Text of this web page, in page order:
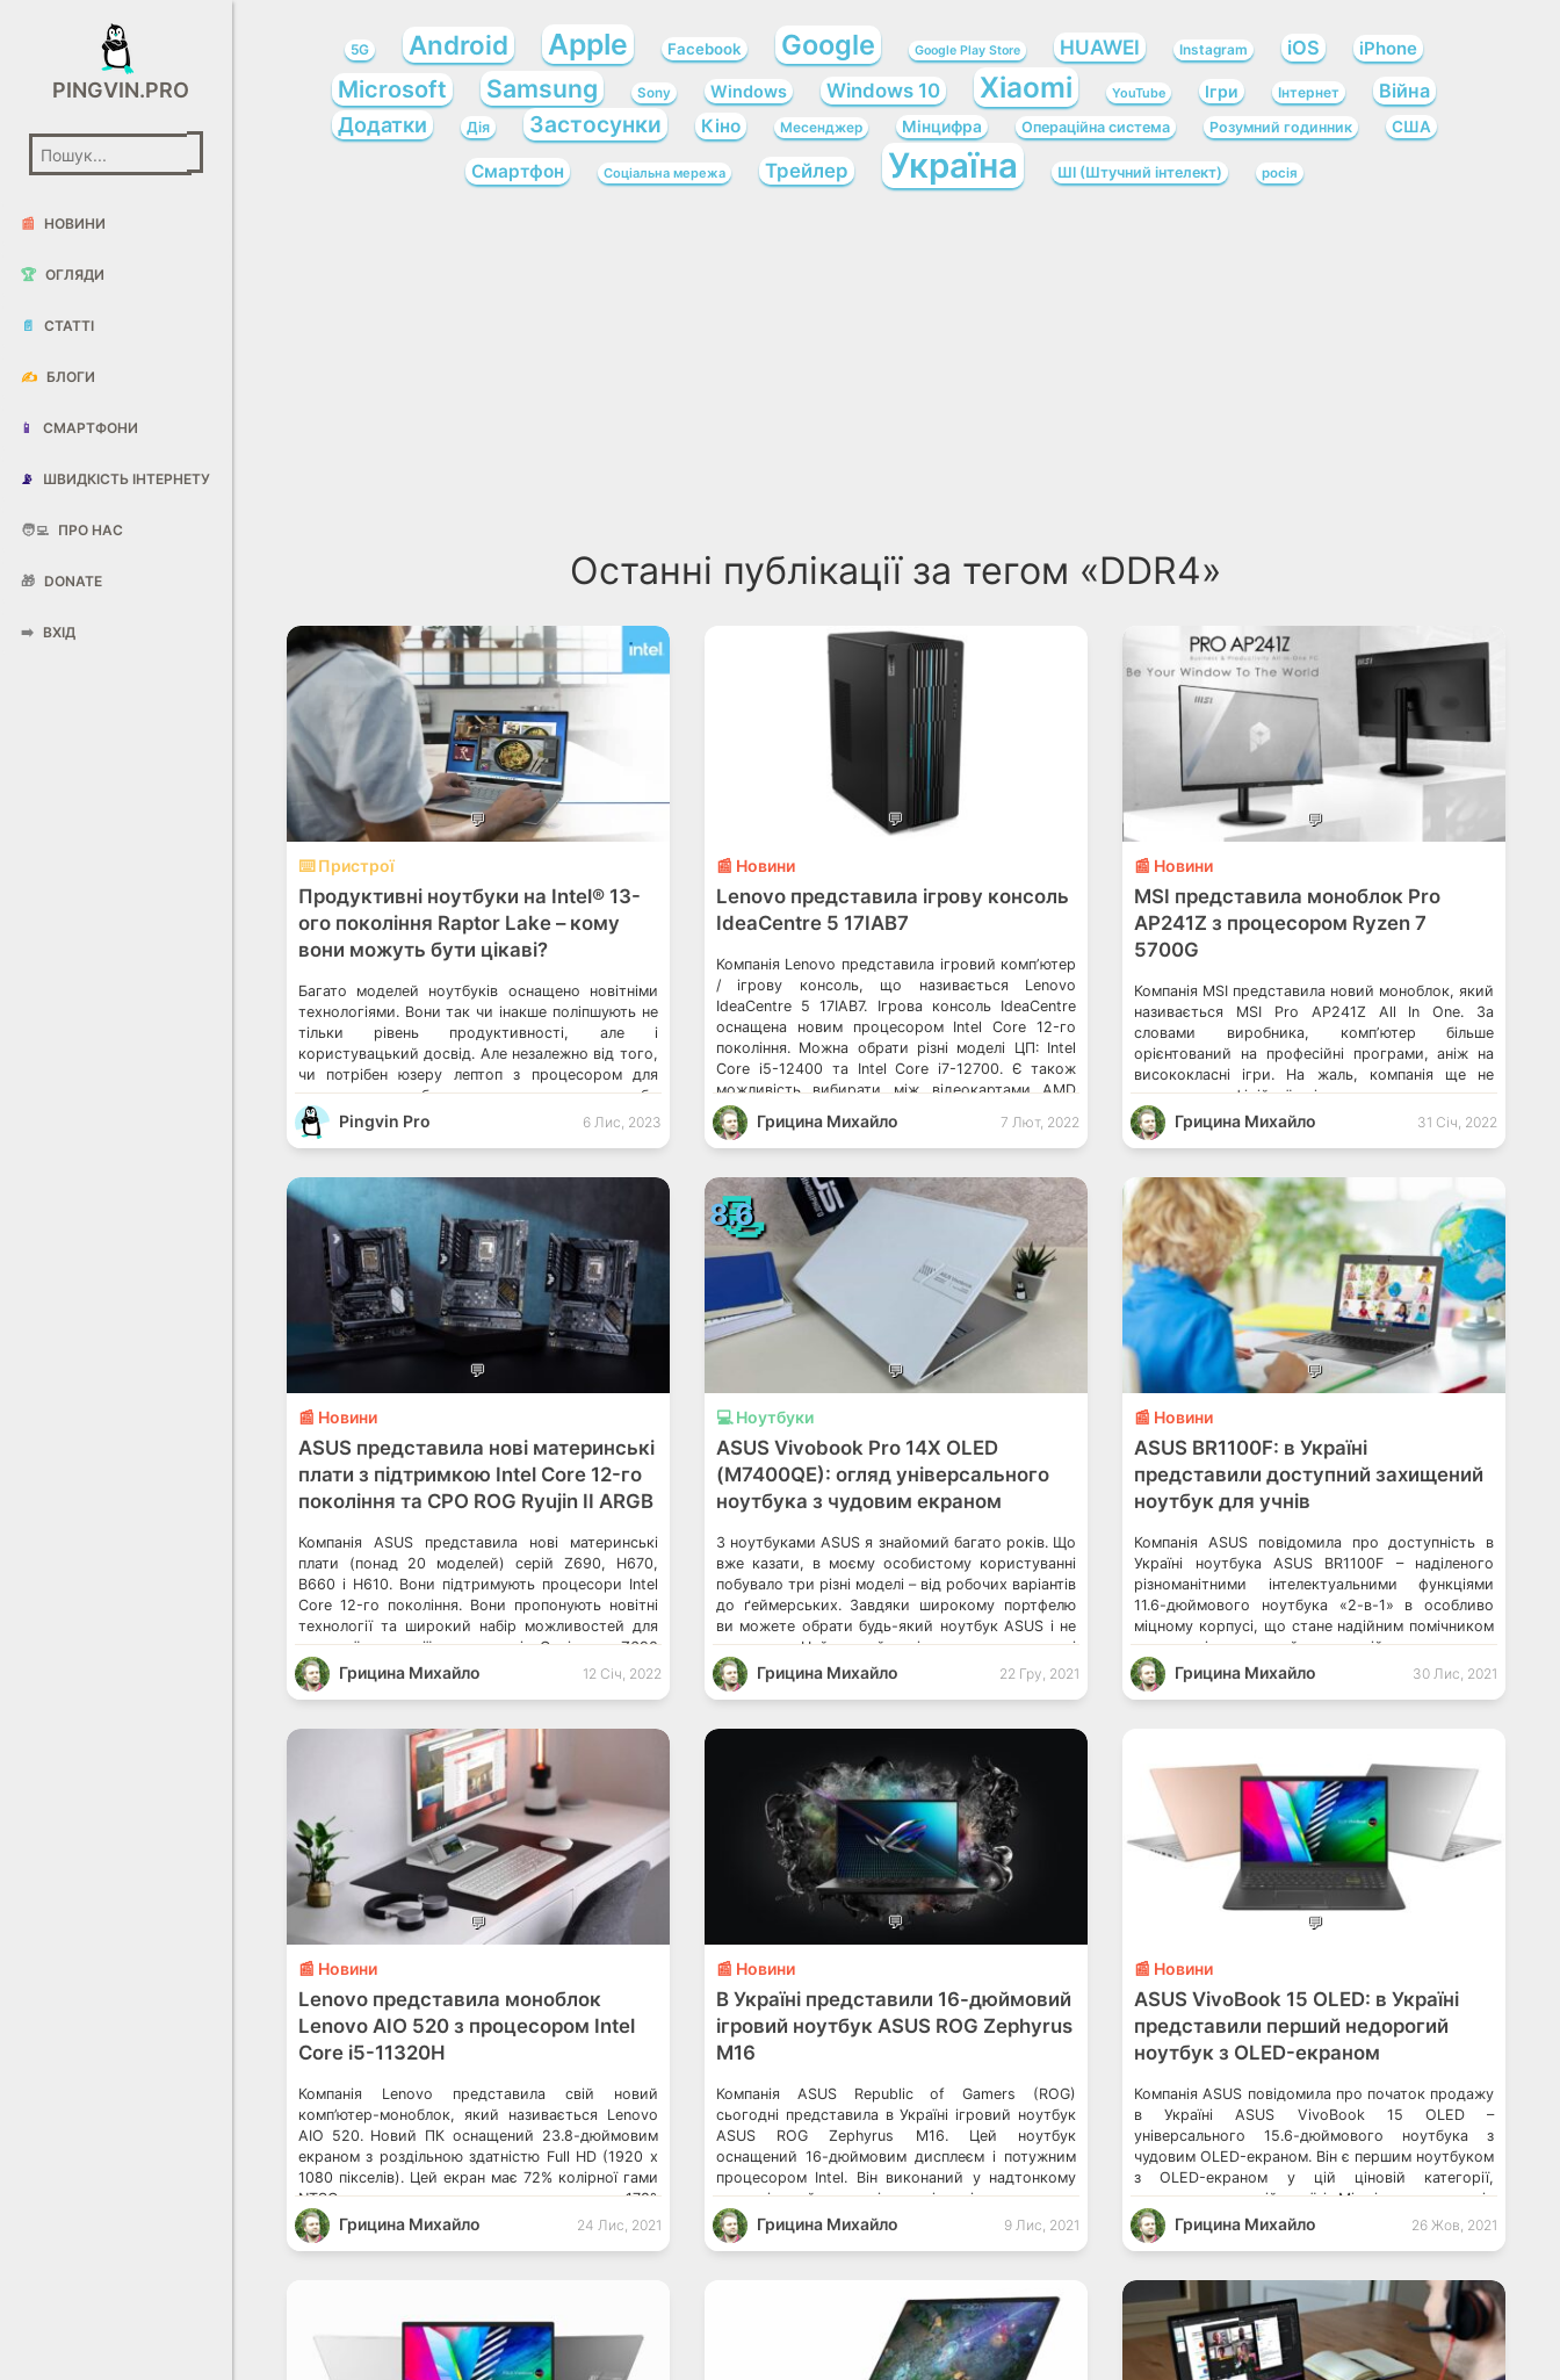
PINGVIN.PRO
📰 НОВИНИ
🏆 ОГЛЯДИ
📄 СТАТТІ
✍️ БЛОГИ
📱 СМАРТФОНИ
📡 ШВИДКІСТЬ ІНТЕРНЕТУ
🧑‍💻 ПРО НАС
🎁 DONATE
➡️ ВХІД
5G Android Apple Facebook Google Google Play Store HUAWEI Instagram iOS iPhone
Microsoft Samsung Sony Windows Windows 10 Xiaomi YouTube Ігри Інтернет Війна
Додатки Дія Застосунки Кіно Месенджер Мінцифра Операційна система Розумний годинник США
Смартфон Соціальна мережа Трейлер Україна ШІ (Штучний інтелект) росія
Останні публікації за тегом «DDR4»
💬
⌨️ Пристрої
Продуктивні ноутбуки на Intel® 13-
ого покоління Raptor Lake – кому
вони можуть бути цікаві?
Багато моделей ноутбуків оснащено новітніми
технологіями. Вони так чи інакше поліпшують не
тільки рівень продуктивності, але і
користувацький досвід. Але незалежно від того,
чи потрібен юзеру лептоп з процесором для
складних робочих навантажень або
повсякденних завдань, серія Intel® Core™ 13-го
покоління пропонує широкий спектр варіантів
Core™ 13-го покоління для […]
Pingvin Pro 6 Лис, 2023
💬
📰 Новини
Lenovo представила ігрову консоль
IdeaCentre 5 17IAB7
Компанія Lenovo представила ігровий компʼютер
/ ігрову консоль, що називається Lenovo
IdeaCentre 5 17IAB7. Ігрова консоль IdeaCentre
оснащена новим процесором Intel Core 12-го
покоління. Можна обрати різні моделі ЦП: Intel
Core i5-12400 та Intel Core i7-12700. Є також
можливість вибирати між відеокартами AMD
Radeon RX 6500 XT, RX 6400 та NVIDIA GeForce
RTX 3060, RTX 3060 […]
Грицина Михайло 7 Лют, 2022
💬
📰 Новини
MSI представила моноблок Pro
AP241Z з процесором Ryzen 7
5700G
Компанія MSI представила новий моноблок, який
називається MSI Pro AP241Z All In One. За
словами виробника, компʼютер більше
орієнтований на професійні програми, аніж на
висококласні ігри. На жаль, компанія ще не
оголосила офіційної ціни та дати продажу.
Пристрій отримав дуже тонкий корпус, в якому
є 24-дюймовий екран з максимально вузькими
Грицина Михайло 31 Січ, 2022
💬
📰 Новини
ASUS представила нові материнські
плати з підтримкою Intel Core 12-го
покоління та СРО ROG Ryujin II ARGB
Компанія ASUS представила нові материнські
плати (понад 20 моделей) серій Z690, H670,
B660 і H610. Вони підтримують процесори Intel
Core 12-го покоління. Вони пропонують новітні
технології та широкий набір можливостей для
широкої аудиторії користувачів. Серія плат Z690
поповнилася новими моделями серій ROG Strix і
TUF Gaming. Повний модельний ряд
Грицина Михайло 12 Січ, 2022
📃
8.6
💬
💻 Ноутбуки
ASUS Vivobook Pro 14X OLED
(M7400QE): огляд універсального
ноутбука з чудовим екраном
З ноутбуками ASUS я знайомий багато років. Що
вже казати, в моєму особистому користуванні
побувало три різні моделі – від робочих варіантів
до ґеймерських. Завдяки широкому портфелю
ви можете обрати будь-який ноутбук ASUS і не
прогадати. Найкращий варіант, як на мене, це ті
моделі, що можуть виконувати різні завдання –
від офісних до редагування файлів […]
Грицина Михайло 22 Гру, 2021
💬
📰 Новини
ASUS BR1100F: в Україні
представили доступний захищений
ноутбук для учнів
Компанія ASUS повідомила про доступність в
Україні ноутбука ASUS BR1100F – наділеного
різноманітними інтелектуальними функціями
11.6-дюймового ноутбука «2-в-1» в особливо
міцному корпусі, що стане надійним помічником
для стаціонарного й дистанційного навчання
школярів. З детальними технічними
характеристиками в таблиці та ціною ви можете
Грицина Михайло 30 Лис, 2021
💬
📰 Новини
Lenovo представила моноблок
Lenovo AIO 520 з процесором Intel
Core i5-11320H
Компанія Lenovo представила свій новий
комп’ютер-моноблок, який називається Lenovo
AIO 520. Новий ПК оснащений 23.8-дюймовим
екраном з роздільною здатністю Full HD (1920 x
1080 пікселів). Цей екран має 72% колірної гами
NTSC та може похвалитися кутом огляду 178°.
За словами компанії, площа екрана становить
96%, а рамка завширшки всього лиш 2 мм. Хоча,
Грицина Михайло 24 Лис, 2021
💬
📰 Новини
В Україні представили 16-дюймовий
ігровий ноутбук ASUS ROG Zephyrus
M16
Компанія ASUS Republic of Gamers (ROG)
сьогодні представила в Україні ігровий ноутбук
ASUS ROG Zephyrus M16. Цей ноутбук
оснащений 16-дюймовим дисплеєм і потужним
процесором Intel. Він виконаний у надтонкому
корпусі, який за розмірами відповідає типовому
15-дюймовому ноутбуку. 16-дюймовий дисплей
в ультратонкому корпусі 15-дюймового
Грицина Михайло 9 Лис, 2021
💬
📰 Новини
ASUS VivoBook 15 OLED: в Україні
представили перший недорогий
ноутбук з OLED-екраном
Компанія ASUS повідомила про початок продажу
в Україні ASUS VivoBook 15 OLED –
універсального 15.6-дюймового ноутбука з
чудовим OLED-екраном. Він є першим ноутбуком
з OLED-екраном у цій ціновій категорії,
доступним у нашій країні. Між іншим, компанія
також нещодавно представила в Україні
ноутбуки Vivobook Pro 14X/16X OLED. Окрім
[…]
Грицина Михайло 26 Жов, 2021